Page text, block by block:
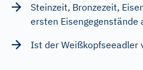
Steinzeit, Bronzezeit,
ersten Eisengegenstände
Ist der Weißkopfseeadler